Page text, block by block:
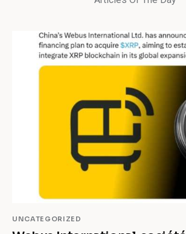
UNCATEGORIZED